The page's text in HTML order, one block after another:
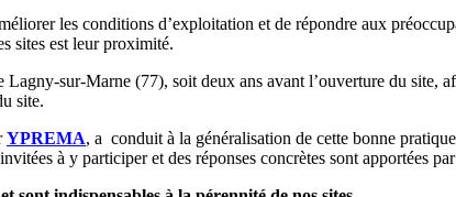
les conditions d’exploitation et de répondre aux
sites est leur proximité.
sur-Marne (77), soit deux ans avant l’ouverture du site,
site.
YPREMA, a conduit à la généralisation de cette bonne
à y participer et des réponses concrètes sont apportées